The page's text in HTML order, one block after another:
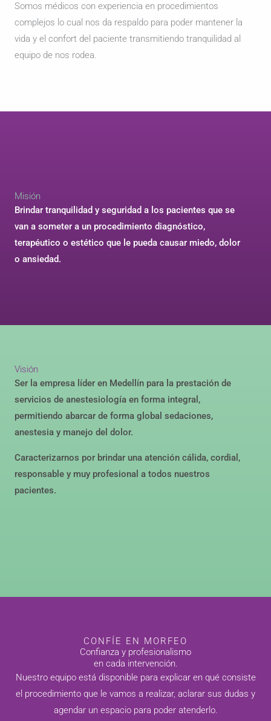
Somos médicos con experiencia en procedimientos
complejos lo cual nos da respaldo para poder mantener la
vida y el confort del paciente transmitiendo tranquilidad al
equipo de nos rodea.
Misión
Brindar tranquilidad y seguridad a los pacientes que se
van a someter a un procedimiento diagnóstico,
terapéutico o estético que le pueda causar miedo, dolor
o ansiedad.
Visión
Ser la empresa líder en Medellín para la prestación de
servicios de anestesiología en forma integral,
permitiendo abarcar de forma global sedaciones,
anestesia y manejo del dolor.
Caracterizarnos por brindar una atención cálida, cordial,
responsable y muy profesional a todos nuestros
pacientes.
CONFÍE EN MORFEO
Confianza y profesionalismo
en cada intervención.
Nuestro equipo está disponible para explicar en qué consiste
el procedimiento que le vamos a realizar, aclarar sus dudas y
agendar un espacio para poder atenderlo.